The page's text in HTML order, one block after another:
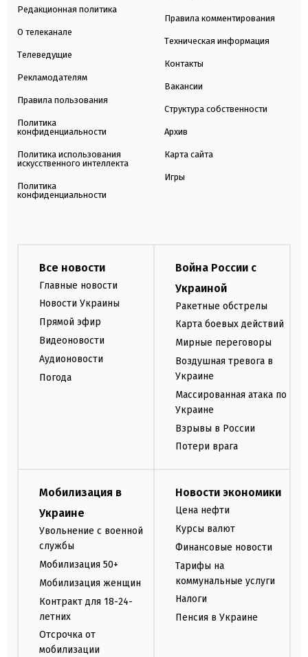
Редакционная политика
О телеканале
Телеведущие
Рекламодателям
Правила пользования
Политика
конфиденциальности
Политика использования
искусственного интеллекта
Политика
конфиденциальности
Правила комментирования
Техническая информация
Контакты
Вакансии
Структура собственности
Архив
Карта сайта
Игры
Все новости
Главные новости
Новости Украины
Прямой эфир
Видеоновости
Аудионовости
Погода
Война России с
Украиной
Ракетные обстрелы
Карта боевых действий
Мирные переговоры
Воздушная тревога в
Украине
Массированная атака по
Украине
Взрывы в России
Потери врага
Мобилизация в
Украине
Увольнение с военной
службы
Мобилизация 50+
Мобилизация женщин
Контракт для 18-24-
летних
Отсрочка от
мобилизации
Новости экономики
Цена нефти
Курсы валют
Финансовые новости
Тарифы на
коммунальные услуги
Налоги
Пенсия в Украине